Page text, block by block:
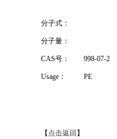
分子式：
分子量：
CAS号： 998-07-2
Usage： PE
【 点击返回 】